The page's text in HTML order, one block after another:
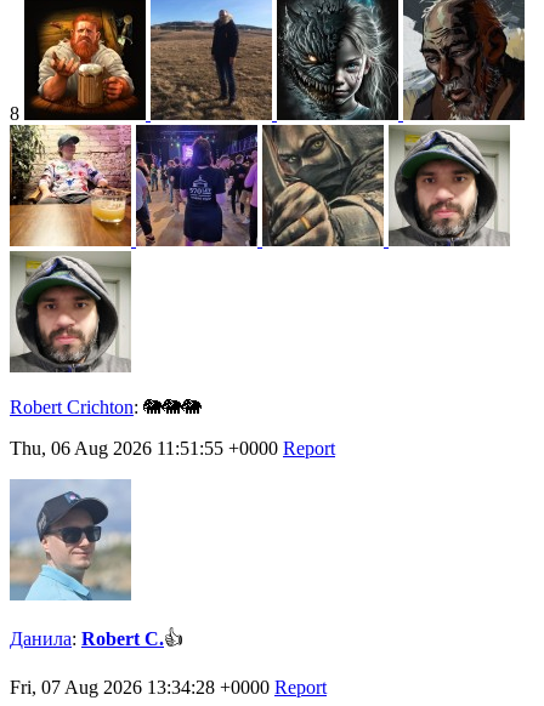
8
Robert Crichton: 🐘🐘🐘
Thu, 06 Aug 2026 11:51:55 +0000 Report
Данила: Robert C.👍
Fri, 07 Aug 2026 13:34:28 +0000 Report